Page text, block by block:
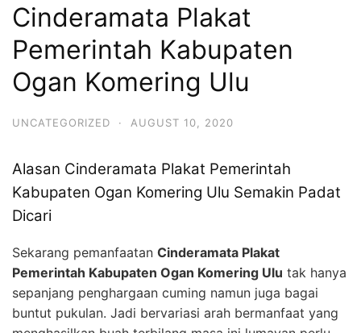
Cinderamata Plakat
Pemerintah Kabupaten
Ogan Komering Ulu
UNCATEGORIZED · AUGUST 10, 2020
Alasan Cinderamata Plakat Pemerintah
Kabupaten Ogan Komering Ulu Semakin Padat
Dicari
Sekarang pemanfaatan Cinderamata Plakat
Pemerintah Kabupaten Ogan Komering Ulu tak hanya
sepanjang penghargaan cuming namun juga bagai
buntut pukulan. Jadi bervariasi arah bermanfaat yang